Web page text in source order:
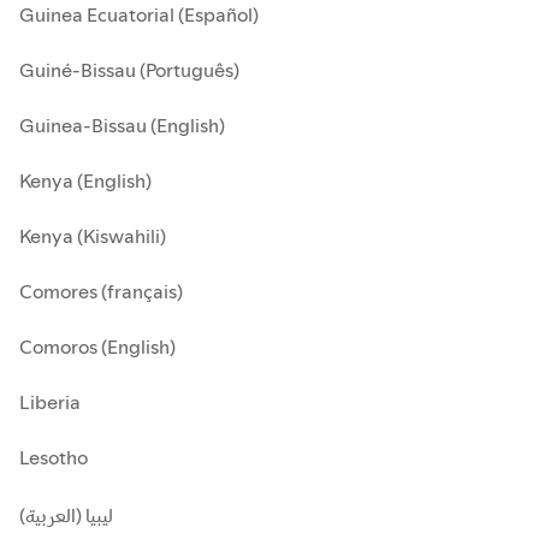
Guinea Ecuatorial (Español)
Guiné-Bissau (Português)
Guinea-Bissau (English)
Kenya (English)
Kenya (Kiswahili)
Comores (français)
Comoros (English)
Liberia
Lesotho
ليبيا (العربية)